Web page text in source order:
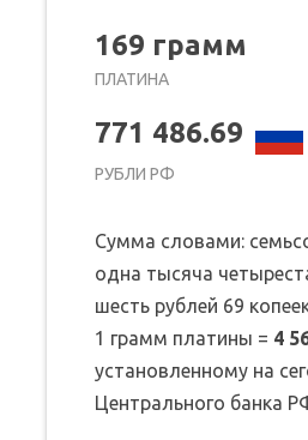
169 грамм
ПЛАТИНА
771 486.69
РУБЛИ РФ
Сумма словами:
одна тысяча
шесть рублей 69
1 грамм платины = 4
установленному на
Центрального банка